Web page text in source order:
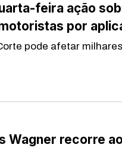
feira ação
por
pode afetar
Wagner recorre